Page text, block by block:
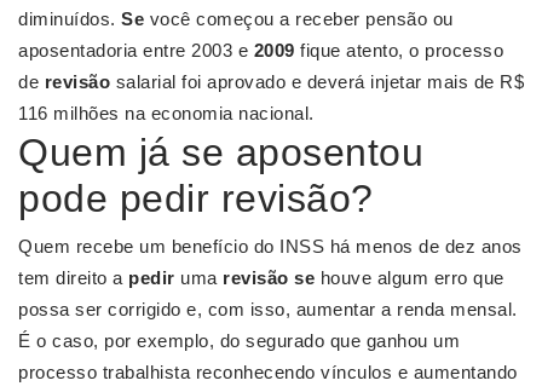
diminuídos. Se você começou a receber pensão ou
aposentadoria entre 2003 e 2009 fique atento, o processo
de revisão salarial foi aprovado e deverá injetar mais de R$
116 milhões na economia nacional.
Quem já se aposentou
pode pedir revisão?
Quem recebe um benefício do INSS há menos de dez anos
tem direito a pedir uma revisão se houve algum erro que
possa ser corrigido e, com isso, aumentar a renda mensal.
É o caso, por exemplo, do segurado que ganhou um
processo trabalhista reconhecendo vínculos e aumentando